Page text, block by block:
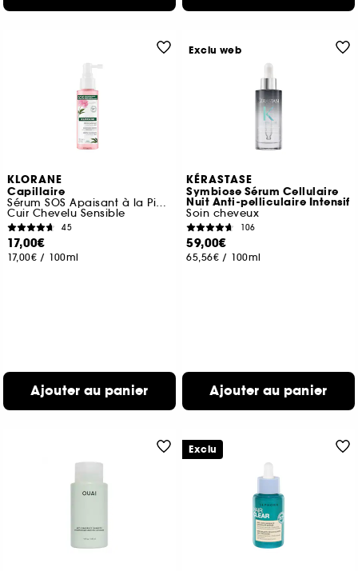
KLORANE
Capillaire
Sérum SOS Apaisant à la Pivoine BIO
Cuir Chevelu Sensible
45
17,00€
17,00€ / 100ml
Ajouter au panier
KÉRASTASE
Symbiose Sérum Cellulaire
Nuit Anti-pelliculaire Intensif
Soin cheveux
106
59,00€
65,56€ / 100ml
Ajouter au panier
Exclu web
Exclu